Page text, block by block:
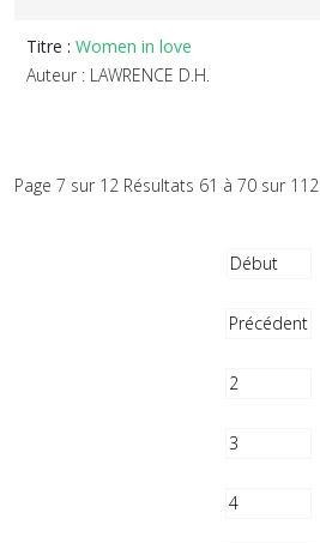
Titre : Women in love
Auteur : LAWRENCE D.H.
Page 7 sur 12 Résultats 61 à 70 sur 112
Début
Précédent
2
3
4